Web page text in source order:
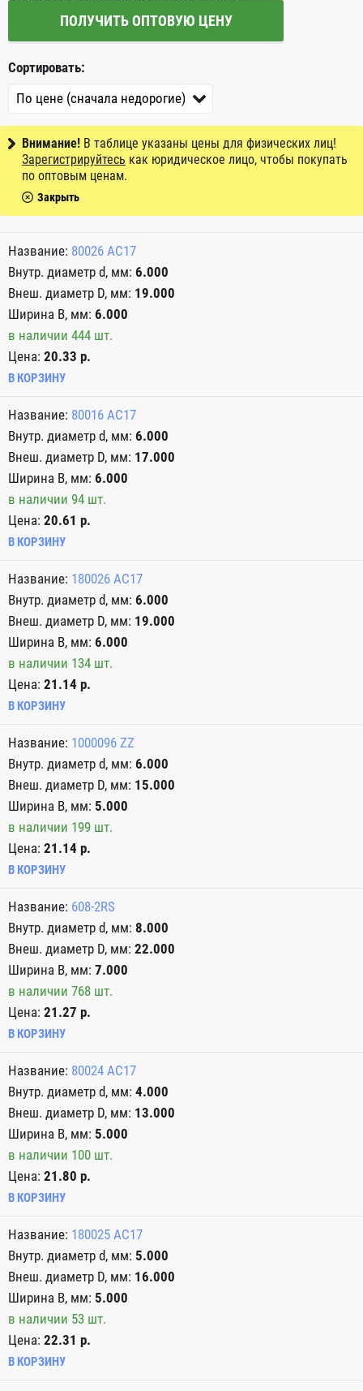
ПОЛУЧИТЬ ОПТОВУЮ ЦЕНУ
Сортировать:
Внимание! В таблице указаны цены для физических лиц!
Зарегистрируйтесь как юридическое лицо, чтобы покупать
по оптовым ценам.
Закрыть
80026 AC17
6.000
19.000
6.000
в наличии 444 шт.
Цена: 20.33 р.
В КОРЗИНУ
80016 AC17
6.000
17.000
6.000
в наличии 94 шт.
Цена: 20.61 р.
В КОРЗИНУ
180026 АС17
6.000
19.000
6.000
в наличии 134 шт.
Цена: 21.14 р.
В КОРЗИНУ
1000096 ZZ
6.000
15.000
5.000
в наличии 199 шт.
Цена: 21.14 р.
В КОРЗИНУ
608-2RS
8.000
22.000
7.000
в наличии 768 шт.
Цена: 21.27 р.
В КОРЗИНУ
80024 AC17
4.000
13.000
5.000
в наличии 100 шт.
Цена: 21.80 р.
В КОРЗИНУ
180025 АС17
5.000
16.000
5.000
в наличии 53 шт.
Цена: 22.31 р.
В КОРЗИНУ